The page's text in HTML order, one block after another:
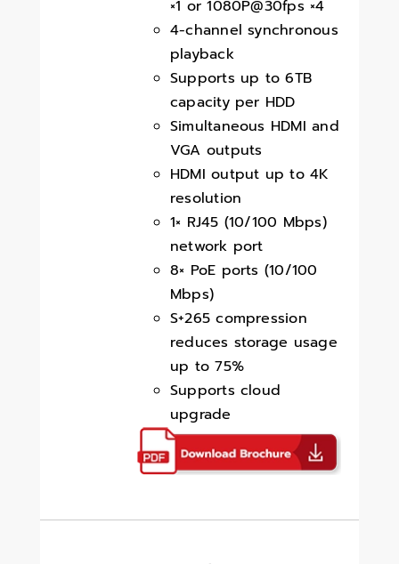
×1 or 1080P@30fps ×4
4-channel synchronous
playback
Supports up to 6TB
capacity per HDD
Simultaneous HDMI and
VGA outputs
HDMI output up to 4K
resolution
1× RJ45 (10/100 Mbps)
network port
8× PoE ports (10/100
Mbps)
S+265 compression
reduces storage usage
up to 75%
Supports cloud
upgrade